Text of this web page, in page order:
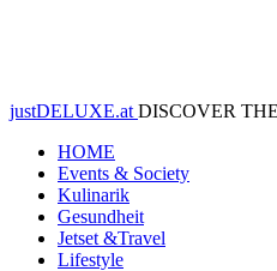
justDELUXE.at DISCOVER
HOME
Events & Society
Kulinarik
Gesundheit
Jetset &Travel
Lifestyle